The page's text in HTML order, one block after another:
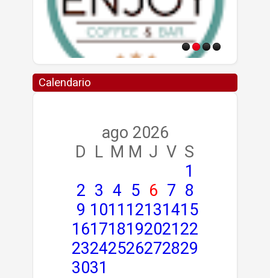
Calendario
ago 2026
D L M M J V S
1
2 3 4 5 6 7 8
9 1011 12131415
16171819202122
23242526272829
3031